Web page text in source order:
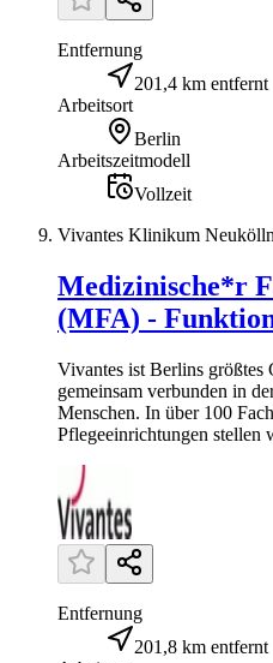
Entfernung
201,4 km entfernt
Arbeitsort
Berlin
Arbeitszeitmodell
Vollzeit
Vivantes Klinikum Neukölln
Medizinische*r
(MFA) -
Vivantes ist Berlins größtes
gemeinsam verbunden in
Menschen. In über 100
Pflegeeinrichtungen stellen
Entfernung
201,8 km entfernt